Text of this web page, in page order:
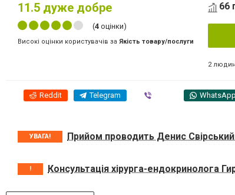
11.5 дуже добре
(4 оцінки)
Високі оцінки користувачів за Якість товару/послуги
66
2
Reddit Telegram WhatsApp
УВАГА! Прийом проводить Денис Свірський
! Консультація хірурга-ендокринолога